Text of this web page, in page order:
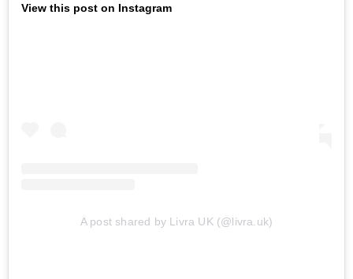
View this post on Instagram
A post shared by Livra UK (@livra.uk)